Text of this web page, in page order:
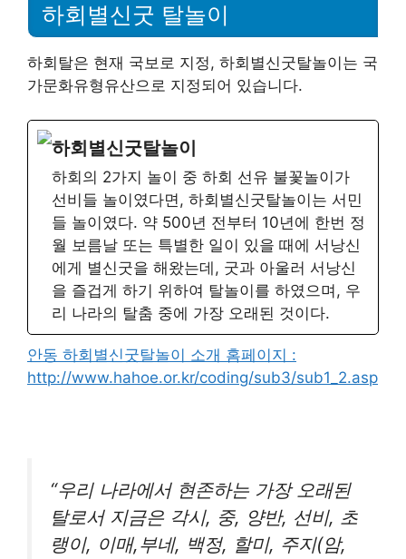
하회별신굿 탈놀이
하회탈은 현재 국보로 지정, 하회별신굿탈놀이는 국
가문화유형유산으로 지정되어 있습니다.
하회별신굿탈놀이
하회의 2가지 놀이 중 하회 선유 불꽃놀이가
선비들 놀이였다면, 하회별신굿탈놀이는 서민
들 놀이였다. 약 500년 전부터 10년에 한번 정
월 보름날 또는 특별한 일이 있을 때에 서낭신
에게 별신굿을 해왔는데, 굿과 아울러 서낭신
을 즐겁게 하기 위하여 탈놀이를 하였으며, 우
리 나라의 탈춤 중에 가장 오래된 것이다.
안동 하회별신굿탈놀이 소개 홈페이지 :
http://www.hahoe.or.kr/coding/sub3/sub1_2.asp
“우리 나라에서 현존하는 가장 오래된
탈로서 지금은 각시, 중, 양반, 선비, 초
랭이, 이매,부네, 백정, 할미, 주지(암,